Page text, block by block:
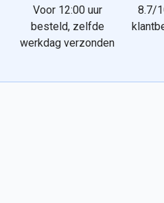
Voor 12:00 uur
besteld, zelfde
werkdag verzonden
8.7/